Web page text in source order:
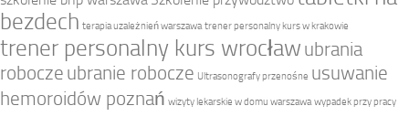
bezdech terapia uzależnień warszawa trener personalny kurs w krakowie
trener personalny kurs wrocław ubrania
robocze ubranie robocze Ultrasonografy przenośne usuwanie
hemoroidów poznań wizyty lekarskie w domu warszawa wypadek przy pracy